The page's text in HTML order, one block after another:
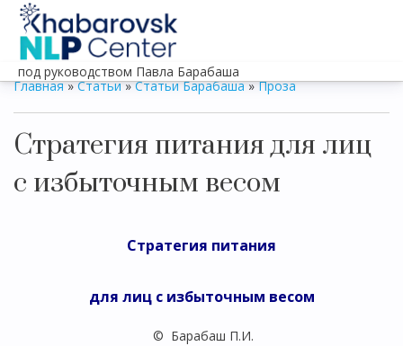
под руководством Павла Барабаша
Главная » Статьи » Статьи Барабаша » Проза
Стратегия питания для лиц
с избыточным весом
Стратегия питания
для лиц с избыточным весом
© Барабаш П.И.